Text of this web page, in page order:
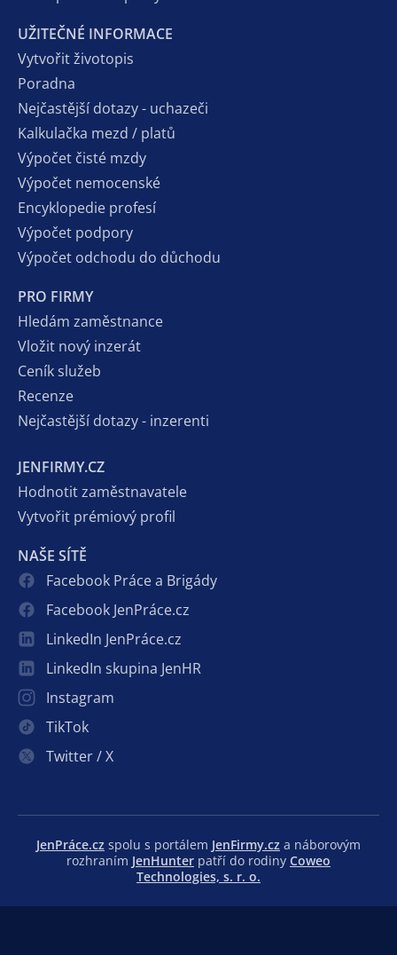
UŽITEČNÉ INFORMACE
Vytvořit životopis
Poradna
Nejčastější dotazy - uchazeči
Kalkulačka mezd / platů
Výpočet čisté mzdy
Výpočet nemocenské
Encyklopedie profesí
Výpočet podpory
Výpočet odchodu do důchodu
PRO FIRMY
Hledám zaměstnance
Vložit nový inzerát
Ceník služeb
Recenze
Nejčastější dotazy - inzerenti
JENFIRMY.CZ
Hodnotit zaměstnavatele
Vytvořit prémiový profil
NAŠE SÍTĚ
Facebook Práce a Brigády
Facebook JenPráce.cz
LinkedIn JenPráce.cz
LinkedIn skupina JenHR
Instagram
TikTok
Twitter / X
JenPráce.cz spolu s portálem JenFirmy.cz a náborovým
rozhraním JenHunter patří do rodiny Coweo
Technologies, s. r. o.